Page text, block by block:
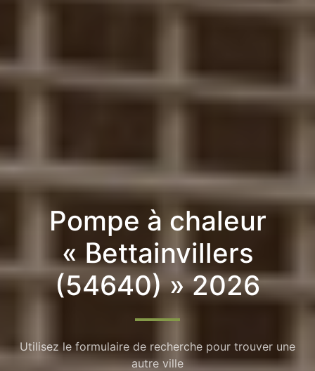
Pompe à chaleur
« Bettainvillers
(54640) » 2026
Utilisez le formulaire de recherche pour trouver une
autre ville